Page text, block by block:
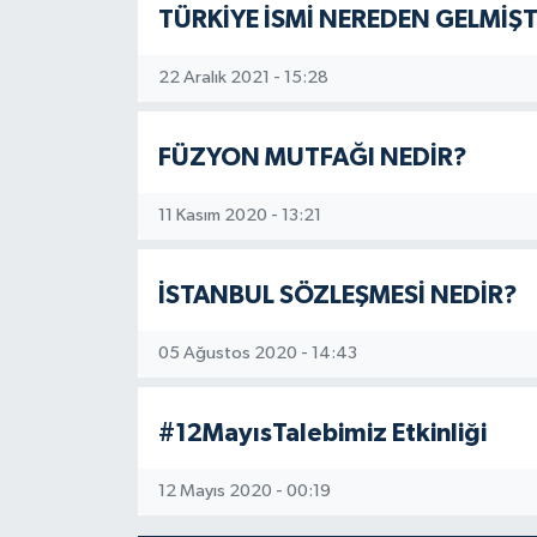
TÜRKİYE İSMİ NEREDEN
22 Aralık 2021 - 15:28
FÜZYON MUTFAĞI NEDİR?
11 Kasım 2020 - 13:21
İSTANBUL SÖZLEŞMESİ NEDİR?
05 Ağustos 2020 - 14:43
#12MayısTalebimiz Etkinliği
12 Mayıs 2020 - 00:19